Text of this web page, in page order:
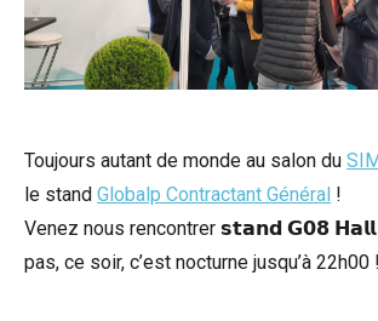
Toujours autant de monde au salon du
le stand Globalp Contractant Général !
Venez nous rencontrer 𝘀𝘁𝗮𝗻𝗱 𝗚𝟬𝟴 𝗛𝗮𝗹𝗹
pas, ce soir, c’est nocturne jusqu’à 22h00 !